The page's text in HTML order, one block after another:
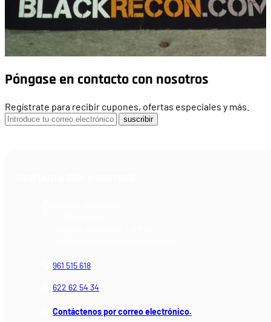
Póngase en contacto con nosotros
Regístrate para recibir cupones, ofertas especiales y más.
suscribir
961 515 618
622 62 54 34
Contáctenos por correo electrónico.